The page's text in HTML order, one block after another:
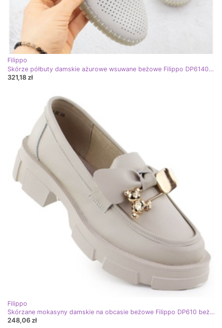
Filippo
Skórze półbuty damskie ażurowe wsuwane beżowe Filippo DP6140 beżowy
321,18 zł
Filippo
Skórzane mokasyny damskie na obcasie beżowe Filippo DP610 beżowy
248,06 zł